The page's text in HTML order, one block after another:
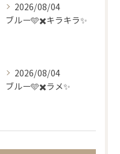
2026/08/04
ブルー🩵✖️キラキラ✨
2026/08/04
ブルー🩵✖️ラメ✨